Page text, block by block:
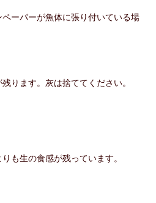
ーパーが魚体に張り付いている場
ります。灰は捨ててください。
も生の食感が残っています。